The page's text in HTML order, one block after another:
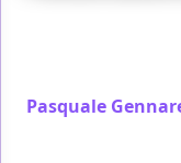
Pasquale